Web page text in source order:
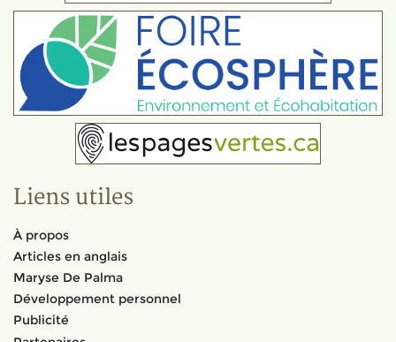
Liens utiles
À propos
Articles en anglais
Maryse De Palma
Développement personnel
Publicité